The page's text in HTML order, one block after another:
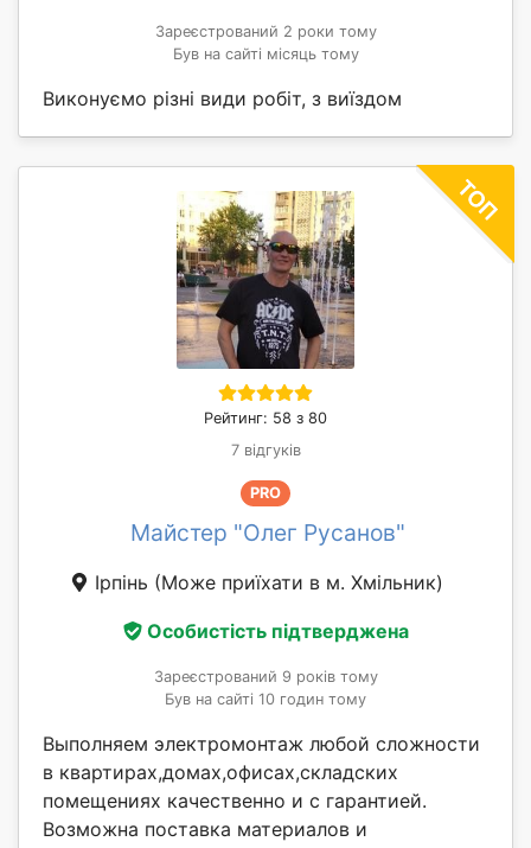
Зареєстрований 2 роки тому
Був на сайті місяць тому
Виконуємо різні види робіт, з виїздом
Рейтинг: 58 з 80
7 відгуків
PRO
Майстер "Олег Русанов"
Ірпінь (Може приїхати в м. Хмільник)
Особистість підтверджена
Зареєстрований 9 років тому
Був на сайті 10 годин тому
Выполняем электромонтаж любой сложности
в квартирах,домах,офисах,складских
помещениях качественно и с гарантией.
Возможна поставка материалов и